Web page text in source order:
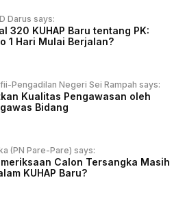
Darus says:
320 KUHAP Baru tentang PK:
1 Hari Mulai Berjalan?
Pengadilan Negeri Sei Rampah says:
Kualitas Pengawasan oleh
Bidang
(PN Pare-Pare) says:
Calon Tersangka Masih
KUHAP Baru?